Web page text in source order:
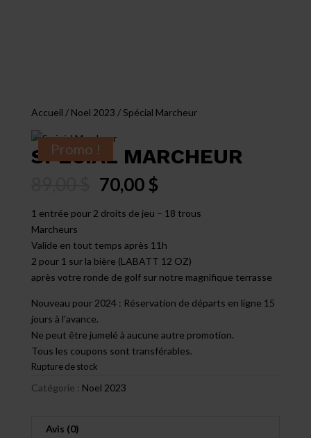
Accueil / Noel 2023 / Spécial Marcheur
Promo !
SPÉCIAL MARCHEUR
Le
prix
initial
89,00 $.
70,00$Le
actuel
70,00 $.
1 entrée pour 2 droits de jeu – 18 trous
Marcheurs
Valide en tout temps après 11h
2 pour 1 sur la bière (LABATT 12 OZ)
après votre ronde de golf sur notre magnifique terrasse
Nouveau pour 2024 : Réservation de départs en ligne 15
jours à l’avance.
Ne peut être jumelé à aucune autre promotion.
Tous les coupons sont transférables.
Rupture de stock
Catégorie : Noel 2023
Avis (0)